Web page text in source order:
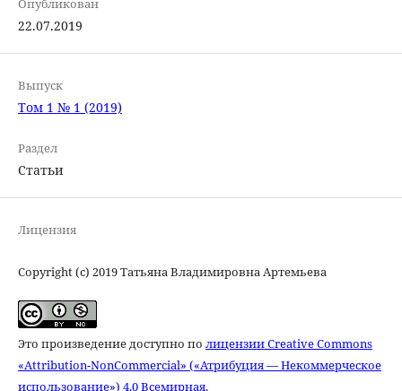
Опубликован
22.07.2019
Выпуск
Том 1 № 1 (2019)
Раздел
Статьи
Лицензия
Copyright (c) 2019 Татьяна Владимировна Артемьева
Это произведение доступно по лицензии Creative Commons
«Attribution-NonCommercial» («Атрибуция — Некоммерческое
использование») 4.0 Всемирная.